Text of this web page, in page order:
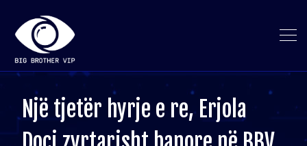
Një tjetër hyrje e re, Erjola